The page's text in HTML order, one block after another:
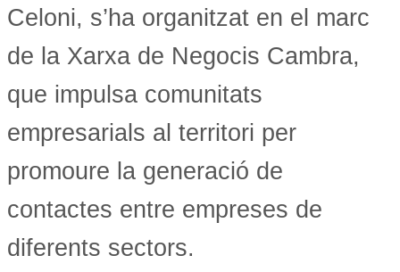
Celoni, s’ha organitzat en el marc
de la Xarxa de Negocis Cambra,
que impulsa comunitats
empresarials al territori per
promoure la generació de
contactes entre empreses de
diferents sectors.